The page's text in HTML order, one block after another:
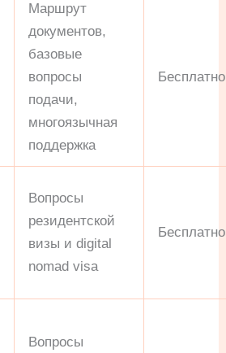
Маршрут
документов,
базовые
вопросы
подачи,
многоязычная
поддержка
Бесплатно
Вопросы
резидентской
визы и digital
nomad visa
Бесплатно
Вопросы